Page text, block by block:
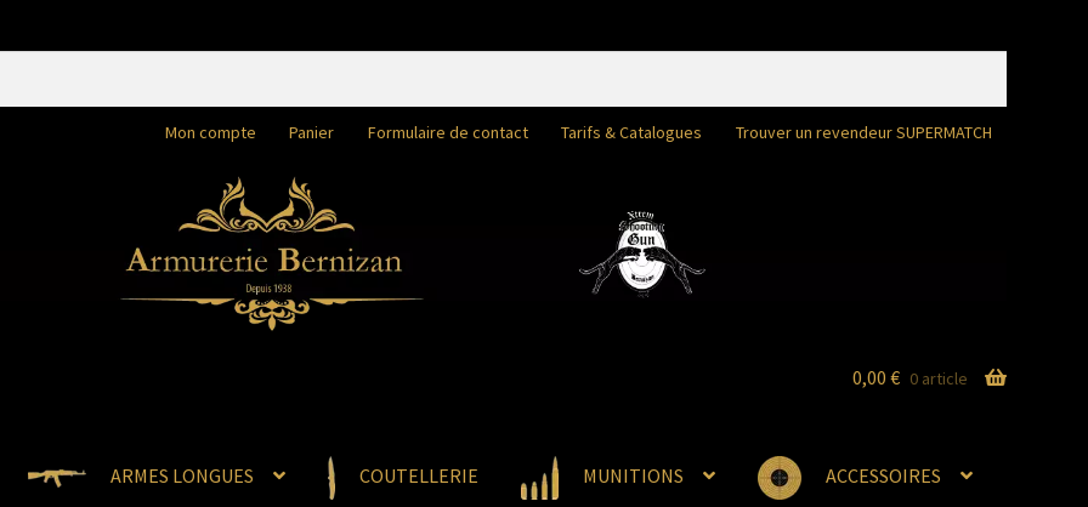
Mon compte Panier Formulaire de contact Tarifs & Catalogues Trouver un revendeur SUPERMATCH
ARMES LONGUES COUTELLERIE MUNITIONS ACCESSOIRES
0,00 € 0 article